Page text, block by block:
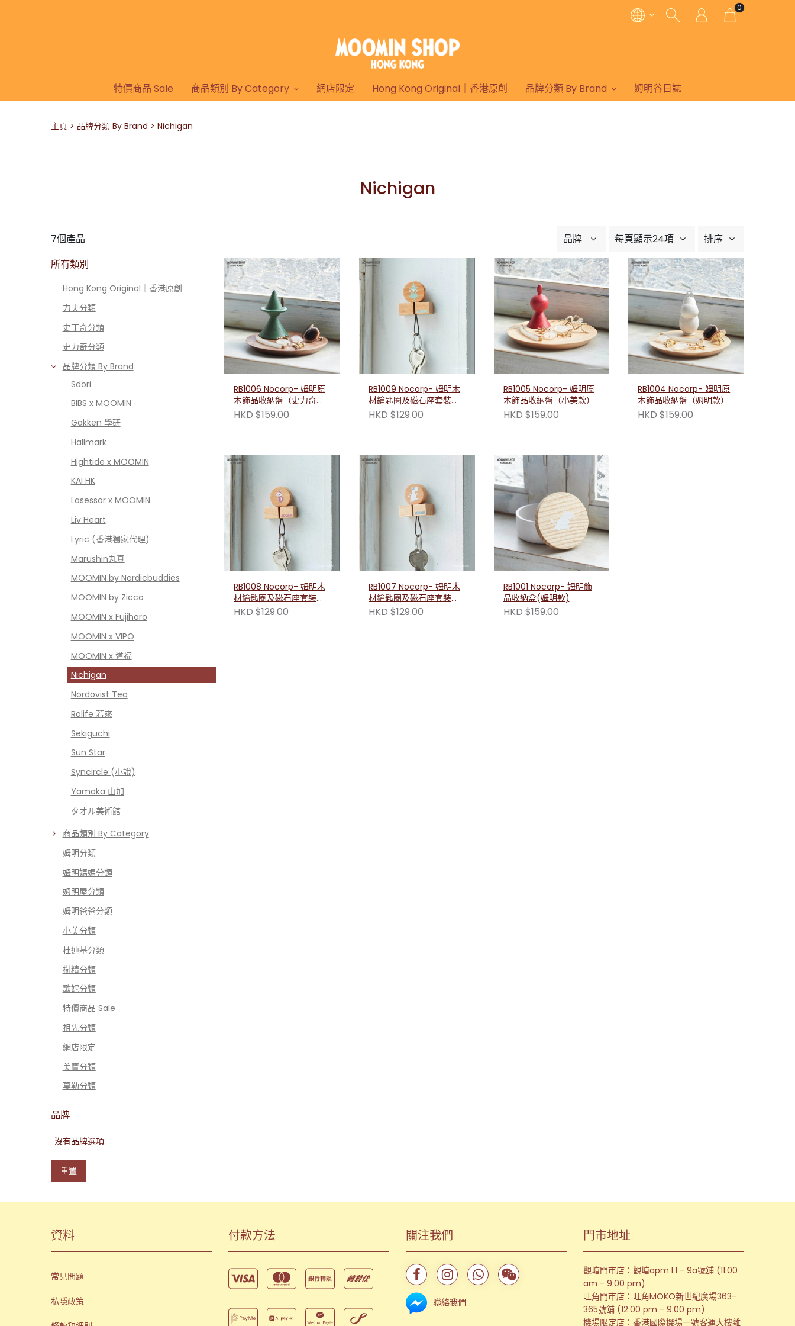
0
特價商品 Sale 商品類別 By Category 網店限定 Hong Kong Original｜香港原創 品牌分類 By Brand 姆明谷日誌
主頁 品牌分類 By Brand Nichigan
Nichigan
品牌 每頁顯示24項 排序
7個產品
所有類別
Hong Kong Original｜香港原創
力夫分類
史丁奇分類
史力奇分類
品牌分類 By Brand
Sdori
BIBS x MOOMIN
Gakken 學研
Hallmark
Hightide x MOOMIN
KAI HK
Lasessor x MOOMIN
Liv Heart
Lyric (香港獨家代理)
Marushin丸真
MOOMIN by Nordicbuddies
MOOMIN by Zicco
MOOMIN x Fujihoro
MOOMIN x VIPO
MOOMIN x 道福
Nichigan
Nordovist Tea
Rolife 若來
Sekiguchi
Sun Star
Syncircle (小說)
Yamaka 山加
タオル美術館
商品類別 By Category
姆明分類
姆明媽媽分類
姆明屋分類
姆明爸爸分類
小美分類
杜迪基分類
樹精分類
歌妮分類
特價商品 Sale
祖先分類
網店限定
美寶分類
莫勒分類
品牌
沒有品牌選項
重置
RB1006 Nocorp- 姆明原
木飾品收納盤（史力奇
款）
HKD $159.00
RB1009 Nocorp- 姆明木
材鑰匙圈及磁石座套裝
（史力奇款）
HKD $129.00
RB1005 Nocorp- 姆明原
木飾品收納盤（小美款）
HKD $159.00
RB1004 Nocorp- 姆明原
木飾品收納盤（姆明款）
HKD $159.00
RB1008 Nocorp- 姆明木
材鑰匙圈及磁石座套裝
（小美款）
HKD $129.00
RB1007 Nocorp- 姆明木
材鑰匙圈及磁石座套裝
（姆明款）
HKD $129.00
RB1001 Nocorp- 姆明飾
品收納盒(姆明款)
HKD $159.00
資料
常見問題
私隱政策
付款方法 關注我們
聯絡我們
門市地址
觀塘門市店：觀塘apm L1 - 9a號舖 (11:00
am - 9:00 pm)
旺角門市店：旺角MOKO新世紀廣場363-
365號舖 (12:00 pm - 9:00 pm)
機場限定店：香港國際機場一號客運大樓離